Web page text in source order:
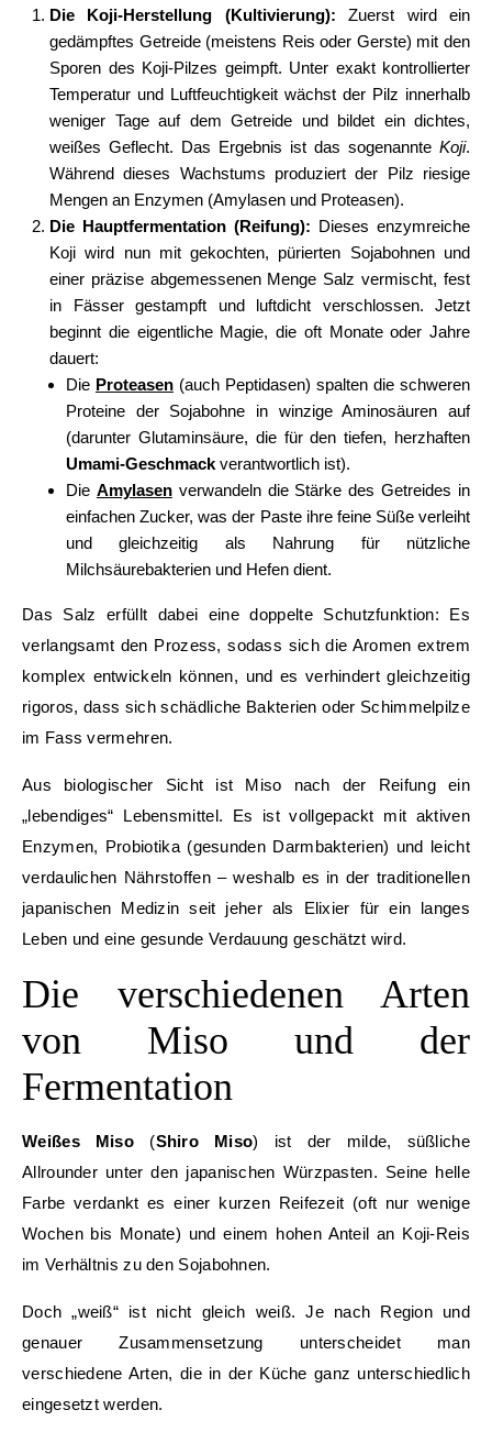
Die Koji-Herstellung (Kultivierung): Zuerst wird ein
gedämpftes Getreide (meistens Reis oder Gerste) mit den
Sporen des Koji-Pilzes geimpft. Unter exakt kontrollierter
Temperatur und Luftfeuchtigkeit wächst der Pilz innerhalb
weniger Tage auf dem Getreide und bildet ein dichtes,
weißes Geflecht. Das Ergebnis ist das sogenannte Koji.
Während dieses Wachstums produziert der Pilz riesige
Mengen an Enzymen (Amylasen und Proteasen).
Die Hauptfermentation (Reifung): Dieses enzymreiche
Koji wird nun mit gekochten, pürierten Sojabohnen und
einer präzise abgemessenen Menge Salz vermischt, fest
in Fässer gestampft und luftdicht verschlossen. Jetzt
beginnt die eigentliche Magie, die oft Monate oder Jahre
dauert:
Die Proteasen (auch Peptidasen) spalten die schweren
Proteine der Sojabohne in winzige Aminosäuren auf
(darunter Glutaminsäure, die für den tiefen, herzhaften
Umami-Geschmack verantwortlich ist).
Die Amylasenverwandeln die Stärke des Getreides in
einfachen Zucker, was der Paste ihre feine Süße verleiht
und gleichzeitig als Nahrung für nützliche
Milchsäurebakterien und Hefen dient.
Das Salz erfüllt dabei eine doppelte Schutzfunktion: Es
verlangsamt den Prozess, sodass sich die Aromen extrem
komplex entwickeln können, und es verhindert gleichzeitig
rigoros, dass sich schädliche Bakterien oder Schimmelpilze
im Fass vermehren.
Aus biologischer Sicht ist Miso nach der Reifung ein
„lebendiges“ Lebensmittel. Es ist vollgepackt mit aktiven
Enzymen, Probiotika (gesunden Darmbakterien) und leicht
verdaulichen Nährstoffen – weshalb es in der traditionellen
japanischen Medizin seit jeher als Elixier für ein langes
Leben und eine gesunde Verdauung geschätzt wird.
Die verschiedenen Arten
von Miso und der
Fermentation
Weißes Miso (Shiro Miso) ist der milde, süßliche
Allrounder unter den japanischen Würzpasten. Seine helle
Farbe verdankt es einer kurzen Reifezeit (oft nur wenige
Wochen bis Monate) und einem hohen Anteil an Koji-Reis
im Verhältnis zu den Sojabohnen.
Doch „weiß“ ist nicht gleich weiß. Je nach Region und
genauer Zusammensetzung unterscheidet man
verschiedene Arten, die in der Küche ganz unterschiedlich
eingesetzt werden.